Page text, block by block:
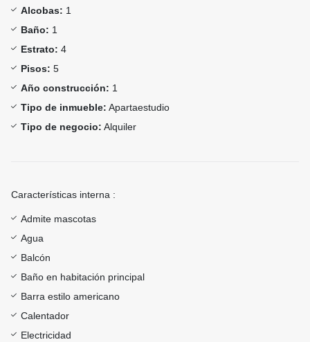
Alcobas: 1
Baño: 1
Estrato: 4
Pisos: 5
Año construcción: 1
Tipo de inmueble: Apartaestudio
Tipo de negocio: Alquiler
Características interna :
Admite mascotas
Agua
Balcón
Baño en habitación principal
Barra estilo americano
Calentador
Electricidad